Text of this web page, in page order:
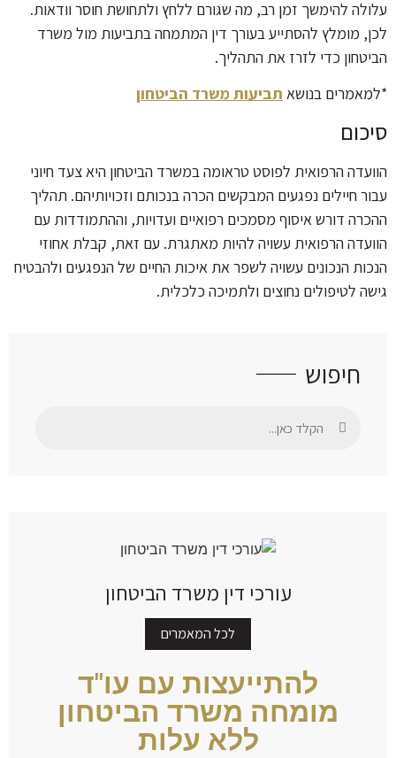
עלולה להימשך זמן רב, מה שגורם ללחץ ולתחושת חוסר וודאות.
לכן, מומלץ להסתייע בעורך דין המתמחה בתביעות מול משרד
הביטחון כדי לזרז את התהליך.
*למאמרים בנושא תביעות משרד הביטחון
סיכום
הוועדה הרפואית לפוסט טראומה במשרד הביטחון היא צעד חיוני
עבור חיילים נפגעים המבקשים הכרה בנכותם וזכויותיהם. תהליך
ההכרה דורש איסוף מסמכים רפואיים ועדויות, וההתמודדות עם
הוועדה הרפואית עשויה להיות מאתגרת. עם זאת, קבלת אחוזי
הנכות הנכונים עשויה לשפר את איכות החיים של הנפגעים ולהבטיח
גישה לטיפולים נחוצים ולתמיכה כלכלית.
חיפוש
עורכי דין משרד הביטחון
לכל המאמרים
להתייעצות עם עו"ד
מומחה משרד הביטחון
ללא עלות